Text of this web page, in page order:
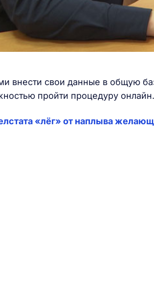
внести свои данные в общую
пройти процедуру онлайн.
«лёг» от наплыва